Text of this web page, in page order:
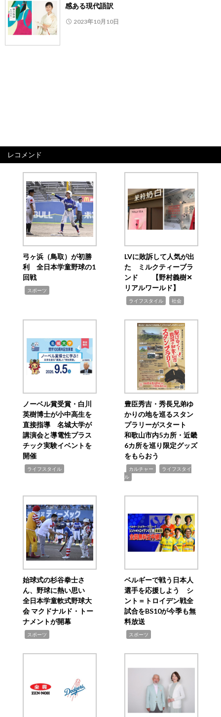
感ある現代語訳
2023年10月10日
レコメンド
弓ヶ浜（鳥取）が初勝
利 全日本学童野球の1
回戦
スポーツ
LVに敗訴して人気が出
た ミルクティーブラ
ンド 【野村義樹✕
リアルワールド】
ライフスタイル 社会
ノーベル賞受賞・白川
英樹博士が小中高生を
直接指導 名城大学が
講演会と導電性プラス
チック実験イベントを
開催
ライフスタイル
豊臣秀吉・秀長兄弟ゆ
かりの地を巡るスタン
プラリーがスタート
和歌山市内5カ所・近畿
6カ所を巡り限定グッズ
をもらおう
カルチャー
ライフスタイ
ル
始球式の杉谷拳士さ
ん、野球に熱い思い
全日本学童軟式野球大
会 マクドナルド・トー
ナメントが開幕
スポーツ
ベルギーで戦う日本人
選手を応援しよう シ
ント＝トロイデン戦全
試合をBS10が今季も無
料放送
スポーツ